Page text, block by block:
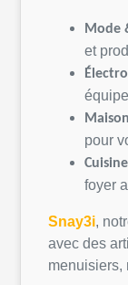
Mode
et
pour
foyer
Snay3i,
avec des
menuisiers,